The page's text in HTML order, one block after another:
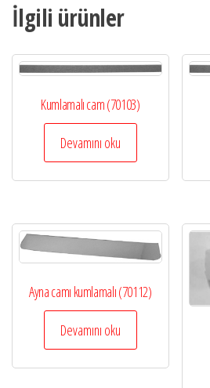
İlgili ürünler
Kumlamalı cam (70103)
Devamını oku
Ayna camı kumlamalı (70112)
Devamını oku